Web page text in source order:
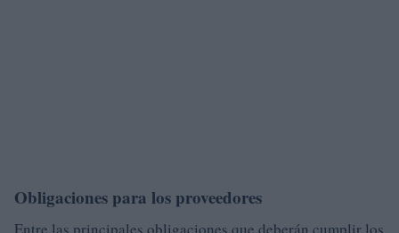
Obligaciones para los proveedores
Entre las principales obligaciones que deberán cumplir los